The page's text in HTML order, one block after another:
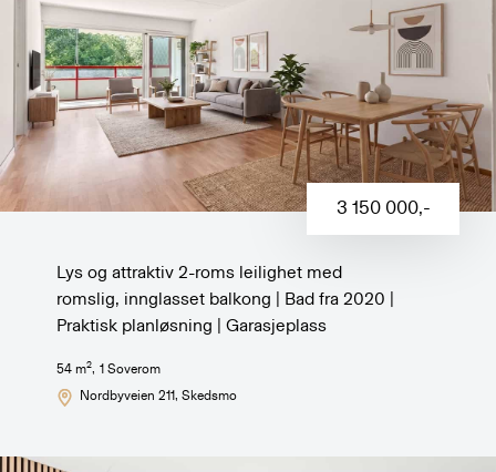
3 150 000,-
Lys og attraktiv 2-roms leilighet med
romslig, innglasset balkong | Bad fra 2020 |
Praktisk planløsning | Garasjeplass
54 m2, 1 Soverom
Nordbyveien 211, Skedsmo